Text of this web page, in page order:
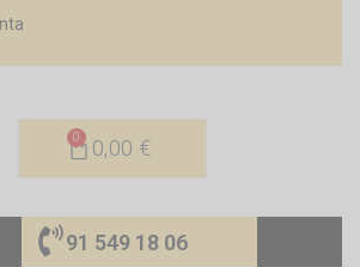
0,00 €
0
91 549 18 06